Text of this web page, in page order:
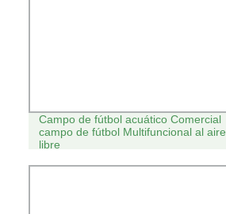
Campo de fútbol acuático Comercial
campo de fútbol Multifuncional al aire
libre